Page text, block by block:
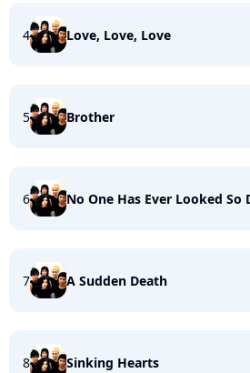
4 Love, Love, Love
5 Brother
6 No One Has Ever Looked So
7 A Sudden Death
8 Sinking Hearts